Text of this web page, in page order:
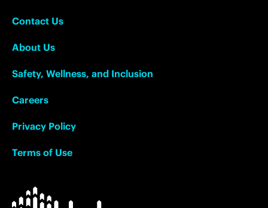
Contact Us
About Us
Safety, Wellness, and Inclusion
Careers
Privacy Policy
Terms of Use